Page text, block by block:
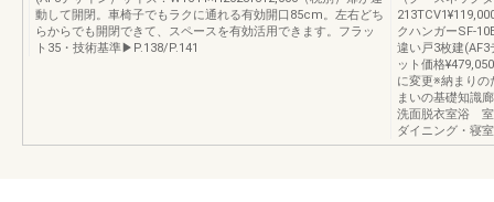
動して開閉。車椅子でもラクに通れる有効開口85cm。左右どち
らからでも開閉できて、スペースを有効活用できます。フラッ
ト35・技術基準▶P.138/P.141
クハンガーSF-
違い戸3枚建(AF3
ット価格
に変更※納まりの
まいの基礎知識
洗面脱衣室浴
ダイニング・寝